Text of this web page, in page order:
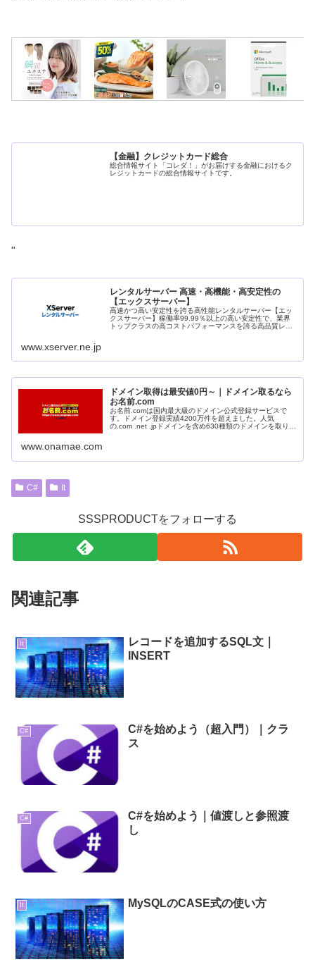
【金融】クレジットカード総合
総合情報サイト「コレダ！」がお届けする金融におけるク
レジットカードの総合情報サイトです。
"
レンタルサーバー 高速・高機能・高安定性の
【エックスサーバー】
高速かつ高い安定性を誇る高性能レンタルサーバー【エッ
クスサーバー】稼働率99.99％以上の高い安定性で、業界
トップクラスの高コストパフォーマンスを誇る高品質レン
www.xserver.ne.jp
ドメイン取得は最安値0円～｜ドメイン取るなら
お名前.com
お名前.comは国内最大級のドメイン公式登録サービスで
す。ドメイン登録実績4200万件を超えました。人気
の.com .net .jpドメインを含め630種類のドメインを取り扱
www.onamae.com
C# It
SSSPRODUCTをフォローする
関連記事
It
レコードを追加するSQL文｜
INSERT
C#
C#を始めよう（超入門）｜クラ
ス
C#
C#を始めよう｜値渡しと参照渡
し
It MySQLのCASE式の使い方